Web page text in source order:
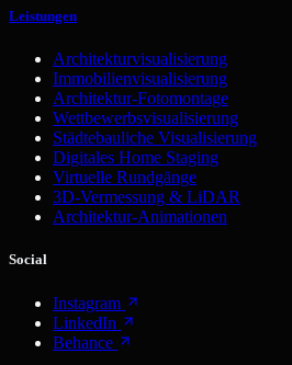
Leistungen
Architekturvisualisierung
Immobilienvisualisierung
Architektur-Fotomontage
Wettbewerbsvisualisierung
Städtebauliche Visualisierung
Digitales Home Staging
Virtuelle Rundgänge
3D-Vermessung & LiDAR
Architektur-Animationen
Social
Instagram
LinkedIn
Behance